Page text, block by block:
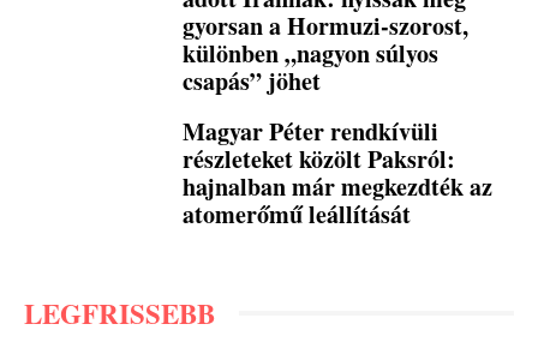
gyorsan a Hormuzi-szorost,
különben „nagyon súlyos
csapás” jöhet
Magyar Péter rendkívüli
részleteket közölt Paksról:
hajnalban már megkezdték az
atomerőmű leállítását
LEGFRISSEBB